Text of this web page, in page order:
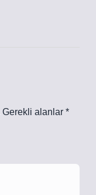
Gerekli alanlar *